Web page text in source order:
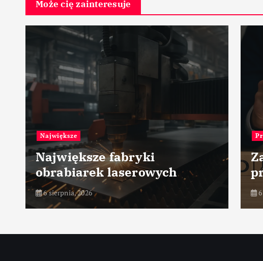
Może cię zainteresuje
Przemysł petrochemiczny
Zarządzanie ryzykiem
procesowym
6 sierpnia, 2026